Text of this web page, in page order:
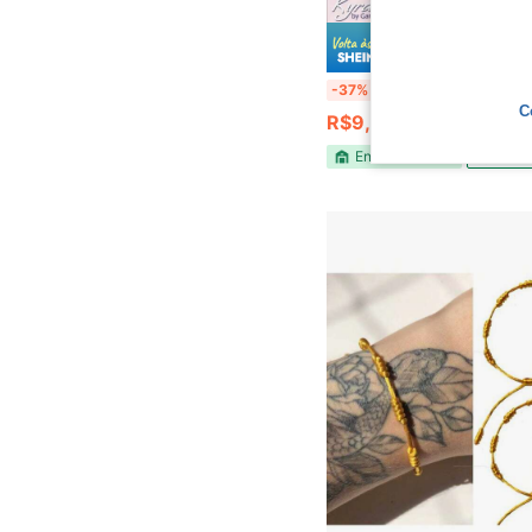
-37%
R$9,94
Envio Nacional